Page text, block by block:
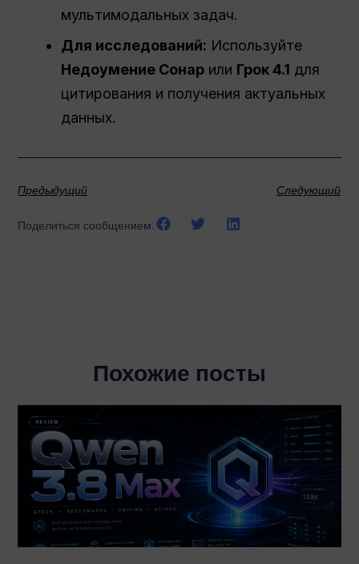
мультимодальных задач.
Для исследований: Используйте
Недоумение Сонар или Грок 4.1 для
цитирования и получения актуальных
данных.
Предыдущий Следующий
Поделиться сообщением:
Похожие посты